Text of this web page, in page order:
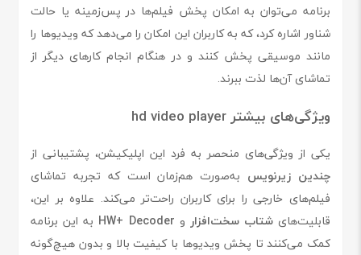
برنامه می‌توان به امکان پخش فیلم‌ها در پس‌زمینه یا حالت
شناور اشاره کرد، که به کاربران این امکان را می‌دهد که ویدیوها را
مانند موسیقی پخش کنند و در هنگام انجام کارهای دیگر از
تماشای آن‌ها لذت ببرند.
ویژگی‌های بیشتر hd video player
یکی از ویژگی‌های منحصر به فرد این اپلیکیشن، پشتیبانی از
چندین زیرنویس به‌صورت هم‌زمان است که تجربه تماشای
فیلم‌های خارجی را برای کاربران راحت‌تر می‌کند. علاوه بر این،
قابلیت‌هایشتاب سخت‌افزار و HW+ Decoder به این برنامه
کمک می‌کنند تا پخش ویدیوها با کیفیت بالا و بدون هیچ‌گونه